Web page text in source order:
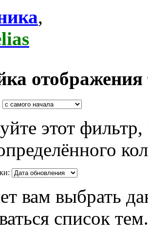
,
отображения
этот
вам выбрать
список тем.